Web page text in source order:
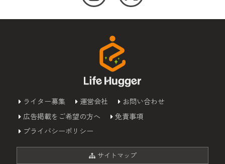
ライター募集 運営会社
お問い合わせ
広告掲載をご希望の方へ
免責事項
プライバシーポリシー
サイトマップ